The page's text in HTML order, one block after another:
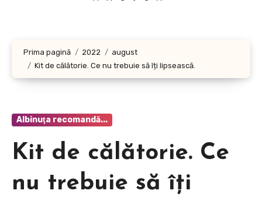
Prima pagină 2022
august
Kit de călătorie. Ce nu trebuie să îți lipsească.
Albinuţa recomandă...
Kit de călătorie. Ce
nu trebuie să îți